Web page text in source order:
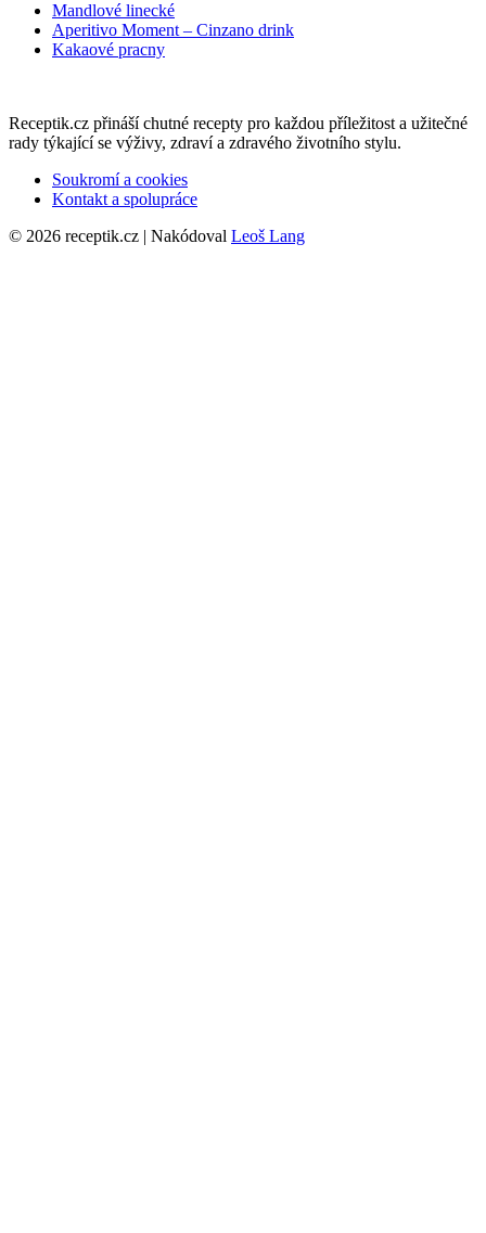
Mandlové linecké
Aperitivo Moment – Cinzano drink
Kakaové pracny
Receptik.cz přináší chutné recepty pro každou příležitost a užitečné
rady týkající se výživy, zdraví a zdravého životního stylu.
Soukromí a cookies
Kontakt a spolupráce
© 2026 receptik.cz | Nakódoval Leoš Lang